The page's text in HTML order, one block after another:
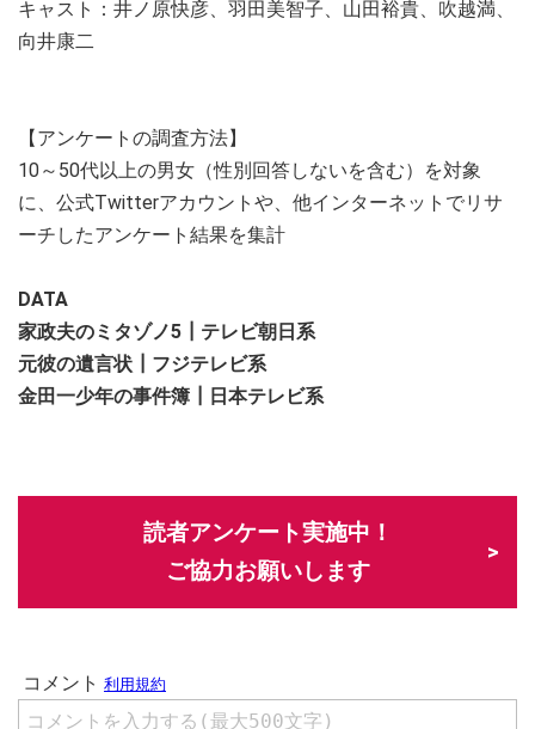
キャスト：井ノ原快彦、羽田美智子、山田裕貴、吹越満、
向井康二
【アンケートの調査方法】
10～50代以上の男女（性別回答しないを含む）を対象
に、公式Twitterアカウントや、他インターネットでリサ
ーチしたアンケート結果を集計
DATA
家政夫のミタゾノ5┃テレビ朝日系
元彼の遺言状┃フジテレビ系
金田一少年の事件簿┃日本テレビ系
読者アンケート実施中！
ご協力お願いします